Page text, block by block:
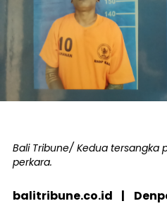
Bali Tribune/ Kedua tersangka
perkara.
balitribune.co.id |